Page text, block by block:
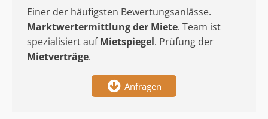
Einer der häufigsten Bewertungsanlässe.
Marktwertermittlungder Miete. Team ist
spezialisiert aufMietspiegel. Prüfung der
Mietverträge.
Anfragen